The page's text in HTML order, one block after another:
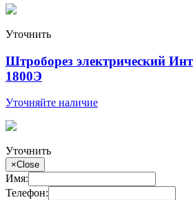
Уточнить
Штроборез электрический
1800Э
Уточняйте наличие
Уточнить
×Close
Имя:
Телефон: